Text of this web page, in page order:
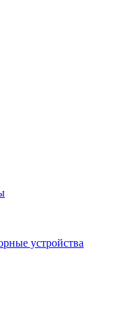
устройства